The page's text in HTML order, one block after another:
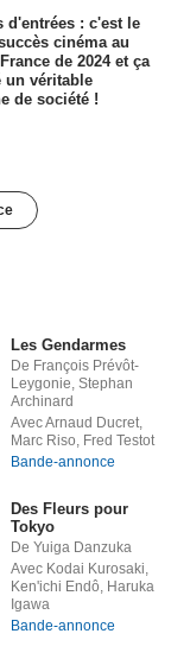
d'entrées : c'est le
cinéma au
de 2024 et ça
un véritable
de société !
Les Gendarmes
De François Prévôt-
Leygonie, Stephan
Archinard
Avec Arnaud Ducret,
Marc Riso, Fred Testot
Bande-annonce
Des Fleurs pour
Tokyo
De Yuiga Danzuka
Avec Kodai Kurosaki,
Ken'ichi Endô, Haruka
Igawa
Bande-annonce